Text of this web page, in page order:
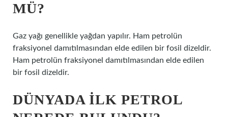
MÜ?
Gaz yağı genellikle yağdan yapılır. Ham petrolün
fraksiyonel damıtılmasından elde edilen bir fosil dizeldir.
Ham petrolün fraksiyonel damıtılmasından elde edilen
bir fosil dizeldir.
DÜNYADA ILK PETROL